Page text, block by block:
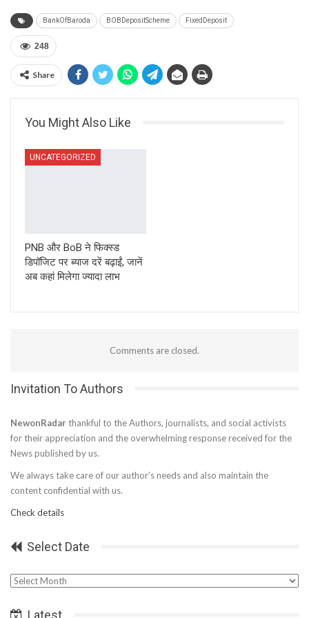
BankOfBaroda BOBDepositScheme FixedDeposit
248
Share
You Might Also Like
UNCATEGORIZED
PNB और BoB ने फिक्स्ड
डिपॉजिट पर ब्याज दरें बढ़ाईं, जानें
अब कहां मिलेगा ज्यादा लाभ
Comments are closed.
Invitation To Authors
NewonRadar thankful to the Authors, journalists, and social activists
for their appreciation and the overwhelming response received for the
News published by us.
We always take care of our author’s needs and also maintain the
content confidential with us.
Check details
Select Date
Select
Latest